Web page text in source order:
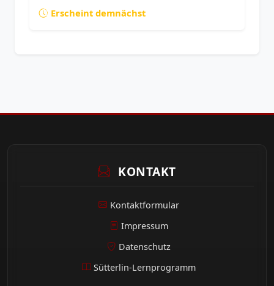
Erscheint demnächst
KONTAKT
Kontaktformular
Impressum
Datenschutz
Sütterlin-Lernprogramm